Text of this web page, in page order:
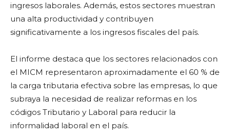
ingresos laborales. Además, estos sectores muestran
una alta productividad y contribuyen
significativamente a los ingresos fiscales del país.
El informe destaca que los sectores relacionados con
el MICM representaron aproximadamente el 60 % de
la carga tributaria efectiva sobre las empresas, lo que
subraya la necesidad de realizar reformas en los
códigos Tributario y Laboral para reducir la
informalidad laboral en el país.